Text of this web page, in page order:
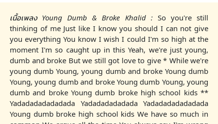
เนื้อเพลง Young Dumb & Broke Khalid : So you're still
thinking of me Just like I know you should I can not give
you everything You know I wish I could I'm so high at the
moment I'm so caught up in this Yeah, we're just young,
dumb and broke But we still got love to give * While we're
young dumb Young, young dumb and broke Young dumb
Young, young dumb and broke Young dumb Young, young
dumb and broke Young dumb broke high school kids **
Yadadadadadadada Yadadadadadada Yadadadadadadada
Young dumb broke high school kids We have so much in